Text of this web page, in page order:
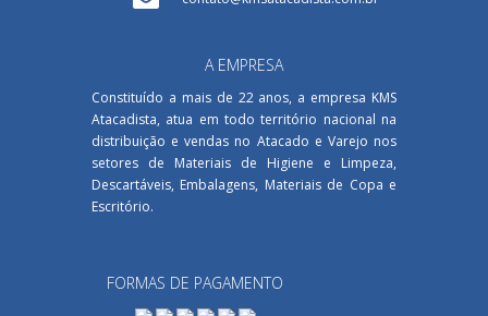
A EMPRESA
Constituído a mais de 22 anos, a empresa KMS
Atacadista, atua em todo território nacional na
distribuição e vendas no Atacado e Varejo nos
setores de Materiais de Higiene e Limpeza,
Descartáveis, Embalagens, Materiais de Copa e
Escritório.
FORMAS DE PAGAMENTO